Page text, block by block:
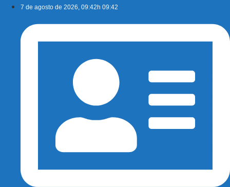
conteúdo
7 de agosto de 2026, 09:42h 09:42